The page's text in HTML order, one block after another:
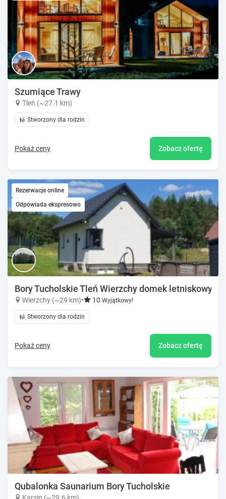
Szumiące Trawy
Tleń (~27.1 km)
Stworzony dla rodzin
Pokaż ceny Zobacz ofertę
Rezerwacje online
Odpowiada ekspresowo
Bory Tucholskie Tleń Wierzchy domek letniskowy
Wierzchy (~29 km)• 10 Wyjątkowy!
Stworzony dla rodzin
Pokaż ceny Zobacz ofertę
Qubalonka Saunarium Bory Tucholskie
Karsin (~29.6 km)